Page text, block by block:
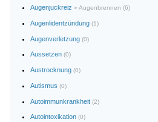
Augenjuckreiz » Augenbrennen (6)
Augenlidentzündung (1)
Augenverletzung (0)
Aussetzen (0)
Austrocknung (0)
Autismus (0)
Autoimmunkrankheit (2)
Autointoxikation (0)